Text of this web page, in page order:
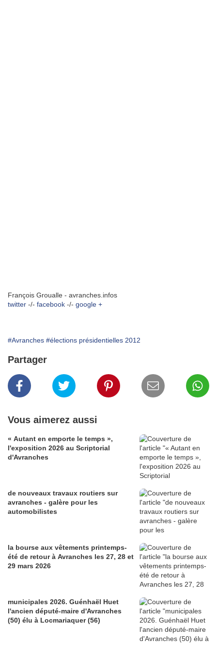
François Groualle - avranches.infos
twitter -/- facebook -/- google +
#Avranches #élections présidentielles 2012
Partager
Vous aimerez aussi
« Autant en emporte le temps »,
l'exposition 2026 au Scriptorial
d'Avranches
de nouveaux travaux routiers sur
avranches - galère pour les
automobilistes
la bourse aux vêtements printemps-
été de retour à Avranches les 27, 28 et
29 mars 2026
municipales 2026. Guénhaël Huet
l'ancien député-maire d'Avranches
(50) élu à Locmariaquer (56)